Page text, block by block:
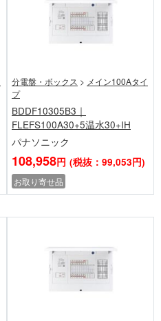
分電盤・ボックス > メイン100Aタイ
プ
BDDF10305B3｜
FLEFS100A30+5温水30+IH
パナソニック
108,958円 (税抜：99,053円)
お取り寄せ品